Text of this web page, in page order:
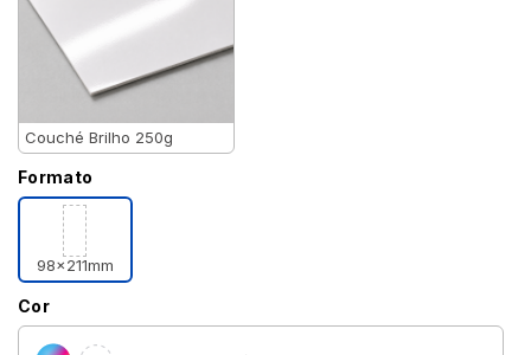
Couché Brilho 250g
Formato
98x211mm
Cor